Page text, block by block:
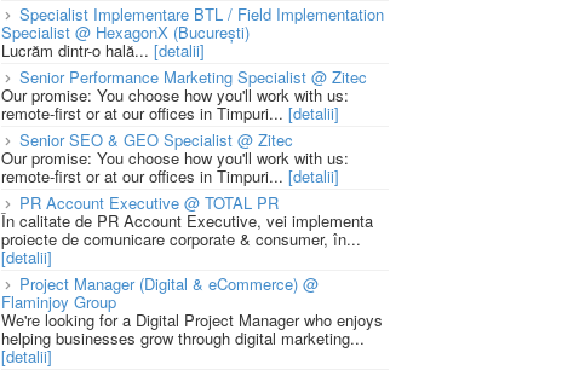
Specialist Implementare BTL / Field Implementation
Specialist @ HexagonX (București)
Lucrăm dintr-o hală... [detalii]
Senior Performance Marketing Specialist @ Zitec
Our promise: You choose how you'll work with us:
remote-first or at our offices in Timpuri... [detalii]
Senior SEO & GEO Specialist @ Zitec
Our promise: You choose how you'll work with us:
remote-first or at our offices in Timpuri... [detalii]
PR Account Executive @ TOTAL PR
În calitate de PR Account Executive, vei implementa
proiecte de comunicare corporate & consumer, în...
[detalii]
Project Manager (Digital & eCommerce) @
Flaminjoy Group
We're looking for a Digital Project Manager who enjoys
helping businesses grow through digital marketing...
[detalii]